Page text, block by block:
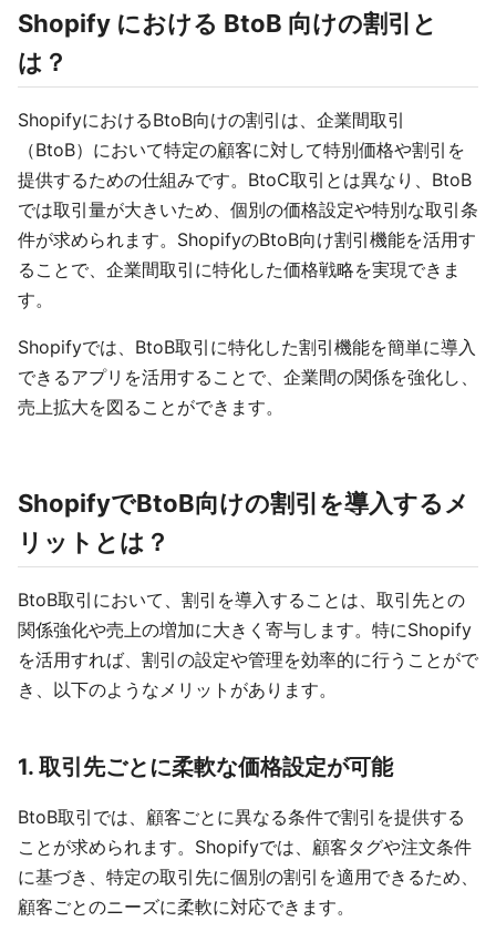
Shopify における BtoB 向けの割引と
は？
ShopifyにおけるBtoB向けの割引は、企業間取引
（BtoB）において特定の顧客に対して特別価格や割引を
提供するための仕組みです。BtoC取引とは異なり、BtoB
では取引量が大きいため、個別の価格設定や特別な取引条
件が求められます。ShopifyのBtoB向け割引機能を活用す
ることで、企業間取引に特化した価格戦略を実現できま
す。
Shopifyでは、BtoB取引に特化した割引機能を簡単に導入
できるアプリを活用することで、企業間の関係を強化し、
売上拡大を図ることができます。
ShopifyでBtoB向けの割引を導入するメ
リットとは？
BtoB取引において、割引を導入することは、取引先との
関係強化や売上の増加に大きく寄与します。特にShopify
を活用すれば、割引の設定や管理を効率的に行うことがで
き、以下のようなメリットがあります。
1. 取引先ごとに柔軟な価格設定が可能
BtoB取引では、顧客ごとに異なる条件で割引を提供する
ことが求められます。Shopifyでは、顧客タグや注文条件
に基づき、特定の取引先に個別の割引を適用できるため、
顧客ごとのニーズに柔軟に対応できます。